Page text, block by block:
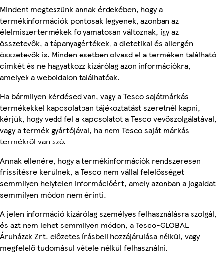
Mindent megteszünk annak érdekében, hogy a
termékinformációk pontosak legyenek, azonban az
élelmiszertermékek folyamatosan változnak, így az
összetevők, a tápanyagértékek, a dietetikai és allergén
összetevők is. Minden esetben olvasd el a terméken található
címkét és ne hagyatkozz kizárólag azon információkra,
amelyek a weboldalon találhatóak.
Ha bármilyen kérdésed van, vagy a Tesco sajátmárkás
termékekkel kapcsolatban tájékoztatást szeretnél kapni,
kérjük, hogy vedd fel a kapcsolatot a Tesco vevőszolgálatával,
vagy a termék gyártójával, ha nem Tesco saját márkás
termékről van szó.
Annak ellenére, hogy a termékinformációk rendszeresen
frissítésre kerülnek, a Tesco nem vállal felelősséget
semmilyen helytelen információért, amely azonban a jogaidat
semmilyen módon nem érinti.
A jelen információ kizárólag személyes felhasználásra szolgál,
és azt nem lehet semmilyen módon, a Tesco-GLOBAL
Áruházak Zrt. előzetes írásbeli hozzájárulása nélkül, vagy
megfelelő tudomásul vétele nélkül felhasználni.